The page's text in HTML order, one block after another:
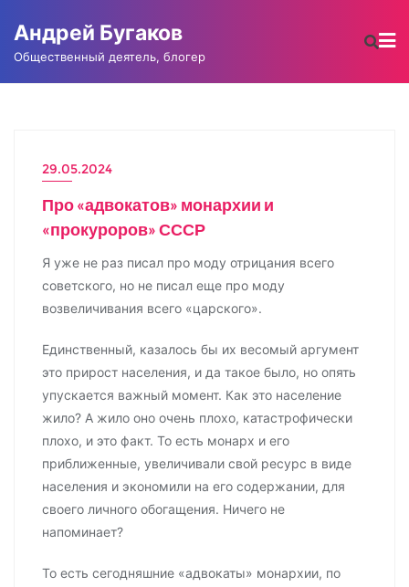
содержимому
Андрей Бугаков
Общественный деятель, блогер
АНДРЕЙ БУГАКОВ
29.05.2024
Про «адвокатов» монархии и
«прокуроров» СССР
Я уже не раз писал про моду отрицания всего
советского, но не писал еще про моду
возвеличивания всего «царского».
Единственный, казалось бы их весомый аргумент
это прирост населения, и да такое было, но опять
упускается важный момент. Как это население
жило? А жило оно очень плохо, катастрофически
плохо, и это факт. То есть монарх и его
приближенные, увеличивали свой ресурс в виде
населения и экономили на его содержании, для
своего личного обогащения. Ничего не
напоминает?
То есть сегодняшние «адвокаты» монархии, по